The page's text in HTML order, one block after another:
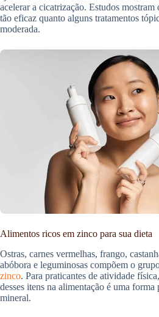
acelerar a cicatrização. Estudos mostram
tão eficaz quanto alguns tratamentos
moderada.
Alimentos ricos em zinco para sua dieta
Ostras, carnes vermelhas, frango,
abóbora e leguminosas compõem o
zinco. Para praticantes de atividade
desses itens na alimentação é uma
mineral.